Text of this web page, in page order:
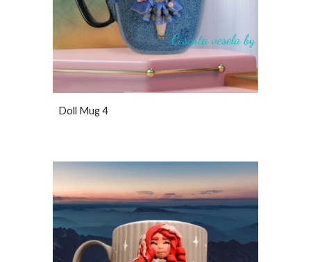
Doll Mug 4